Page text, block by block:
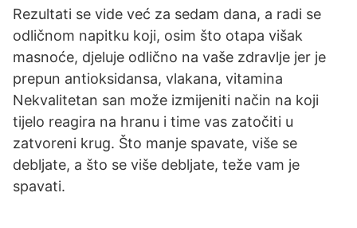
Rezultati se vide već za sedam dana, a radi se
odličnom napitku koji, osim što otapa višak
masnoće, djeluje odlično na vaše zdravlje jer je
prepun antioksidansa, vlakana, vitamina
Nekvalitetan san može izmijeniti način na koji
tijelo reagira na hranu i time vas zatočiti u
zatvoreni krug. Što manje spavate, više se
debljate, a što se više debljate, teže vam je
spavati.